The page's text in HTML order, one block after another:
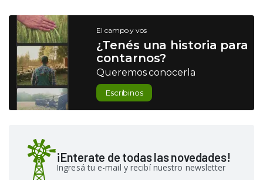
El campo y vos
¿Tenés una historia para
contarnos?
Queremos conocerla
Escribinos
¡Enterate de todas las novedades!
Ingresá tu e-mail y recibí nuestro newsletter